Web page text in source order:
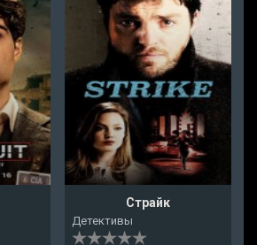
Страйк
Детективы